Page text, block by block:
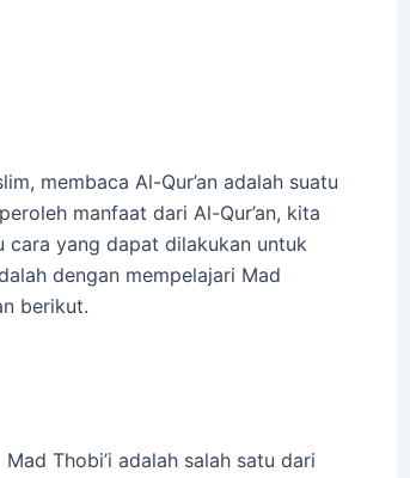
membaca Al-Qur’an adalah suatu
manfaat dari Al-Qur’an, kita
cara yang dapat dilakukan untuk
dengan mempelajari Mad
berikut.
Mad Thobi’i adalah salah satu dari